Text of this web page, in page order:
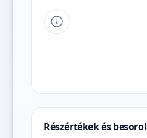
Tipp a grafikon
Részértékek és